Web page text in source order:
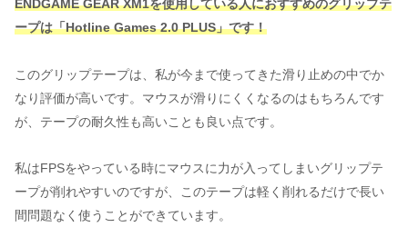
ENDGAME GEAR XM1を使用している人におすすめのグリップテ
ープは「Hotline Games 2.0 PLUS」です！
このグリップテープは、私が今まで使ってきた滑り止めの中でか
なり評価が高いです。マウスが滑りにくくなるのはもちろんです
が、テープの耐久性も高いことも良い点です。
私はFPSをやっている時にマウスに力が入ってしまいグリップテ
ープが削れやすいのですが、このテープは軽く削れるだけで長い
間問題なく使うことができています。